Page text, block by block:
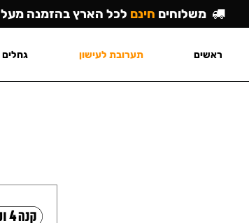
משלוחים חינם לכל הארץ בהזמנה מעל ₪449
ראשים תערובת לעישון גחלים